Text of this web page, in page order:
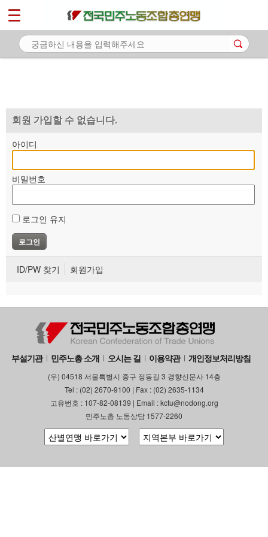
회원 가입할 수 없습니다.
아이디
비밀번호
로그인 유지
ID/PW 찾기 회원가입
부설기관 민주노총 소개 오시는 길 이용약관 개인정보처리방침
(우) 04518 서울특별시 중구 정동길 3 경향신문사 14층
Tel : (02) 2670-9100 | Fax : (02) 2635-1134
고유번호 : 107-82-08139 | Email : kctu@nodong.org
민주노총 노동상담 1577-2260
마이페이지
소개
자료
부설기관